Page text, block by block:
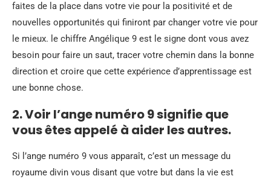
faites de la place dans votre vie pour la positivité et de
nouvelles opportunités qui finiront par changer votre vie pour
le mieux. le chiffre Angélique 9 est le signe dont vous avez
besoin pour faire un saut, tracer votre chemin dans la bonne
direction et croire que cette expérience d’apprentissage est
une bonne chose.
2. Voir l’ange numéro 9 signifie que
vous êtes appelé à aider les autres.
Si l’ange numéro 9 vous apparaît, c’est un message du
royaume divin vous disant que votre but dans la vie est